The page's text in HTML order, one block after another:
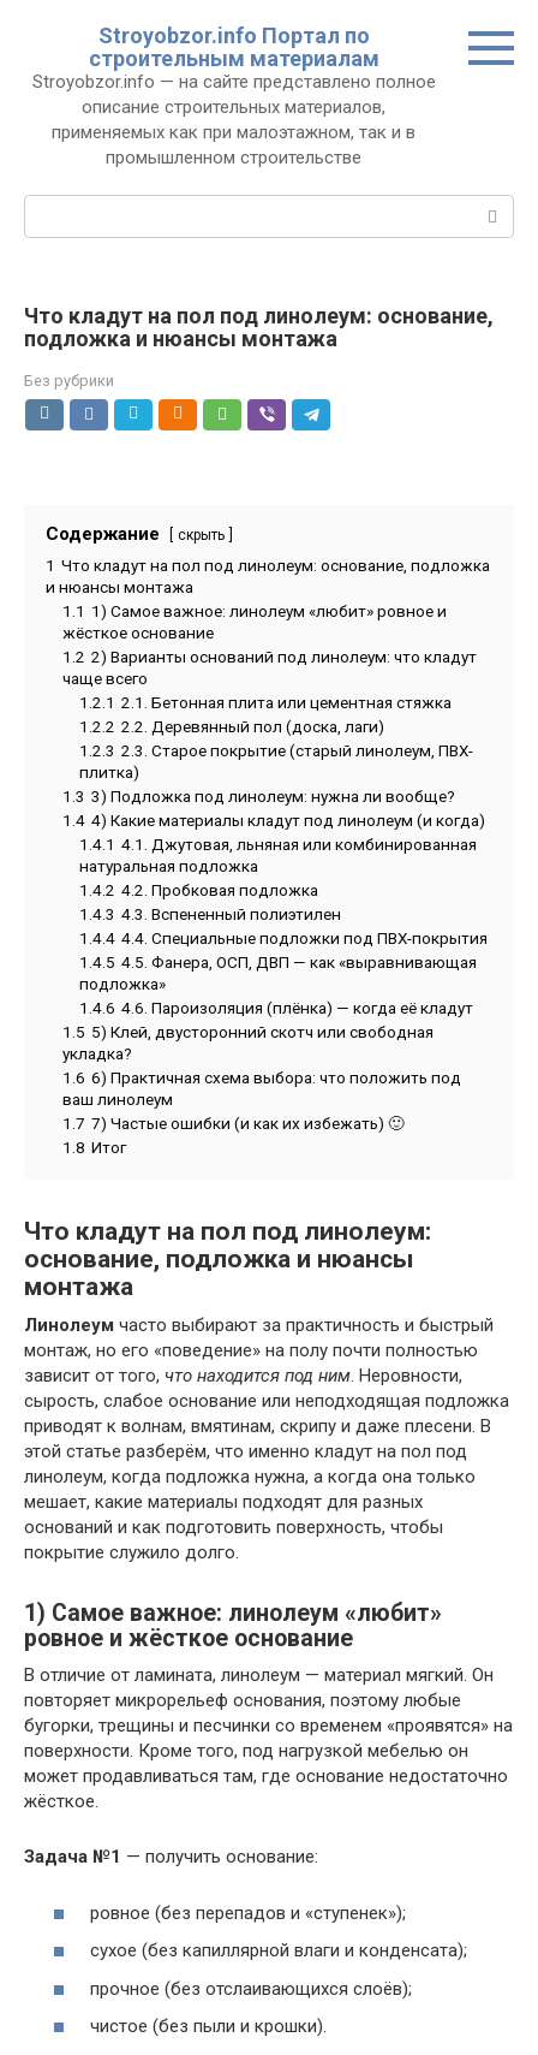
Stroyobzor.info Портал по
строительным материалам
Stroyobzor.info — на сайте представлено полное
описание строительных материалов,
применяемых как при малоэтажном, так и в
промышленном строительстве
Поиск:
Что кладут на пол под линолеум: основание,
подложка и нюансы монтажа
Без рубрики
Содержание скрыть
1 Что кладут на пол под линолеум: основание, подложка
и нюансы монтажа
1.1 1) Самое важное: линолеум «любит» ровное и
жёсткое основание
1.2 2) Варианты оснований под линолеум: что кладут
чаще всего
1.2.1 2.1. Бетонная плита или цементная стяжка
1.2.2 2.2. Деревянный пол (доска, лаги)
1.2.3 2.3. Старое покрытие (старый линолеум, ПВХ-
плитка)
1.3 3) Подложка под линолеум: нужна ли вообще?
1.4 4) Какие материалы кладут под линолеум (и когда)
1.4.1 4.1. Джутовая, льняная или комбинированная
натуральная подложка
1.4.2 4.2. Пробковая подложка
1.4.3 4.3. Вспененный полиэтилен
1.4.4 4.4. Специальные подложки под ПВХ-покрытия
1.4.5 4.5. Фанера, ОСП, ДВП — как «выравнивающая
подложка»
1.4.6 4.6. Пароизоляция (плёнка) — когда её кладут
1.5 5) Клей, двусторонний скотч или свободная
укладка?
1.6 6) Практичная схема выбора: что положить под
ваш линолеум
1.7 7) Частые ошибки (и как их избежать) 🙂
1.8 Итог
Что кладут на пол под линолеум:
основание, подложка и нюансы
монтажа
Линолеум часто выбирают за практичность и быстрый
монтаж, но его «поведение» на полу почти полностью
зависит от того, что находится под ним. Неровности,
сырость, слабое основание или неподходящая подложка
приводят к волнам, вмятинам, скрипу и даже плесени. В
этой статье разберём, что именно кладут на пол под
линолеум, когда подложка нужна, а когда она только
мешает, какие материалы подходят для разных
оснований и как подготовить поверхность, чтобы
покрытие служило долго.
1) Самое важное: линолеум «любит»
ровное и жёсткое основание
В отличие от ламината, линолеум — материал мягкий. Он
повторяет микрорельеф основания, поэтому любые
бугорки, трещины и песчинки со временем «проявятся» на
поверхности. Кроме того, под нагрузкой мебелью он
может продавливаться там, где основание недостаточно
жёсткое.
Задача №1 — получить основание:
ровное (без перепадов и «ступенек»);
сухое (без капиллярной влаги и конденсата);
прочное (без отслаивающихся слоёв);
чистое (без пыли и крошки).